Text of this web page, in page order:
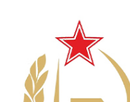
Skip to content